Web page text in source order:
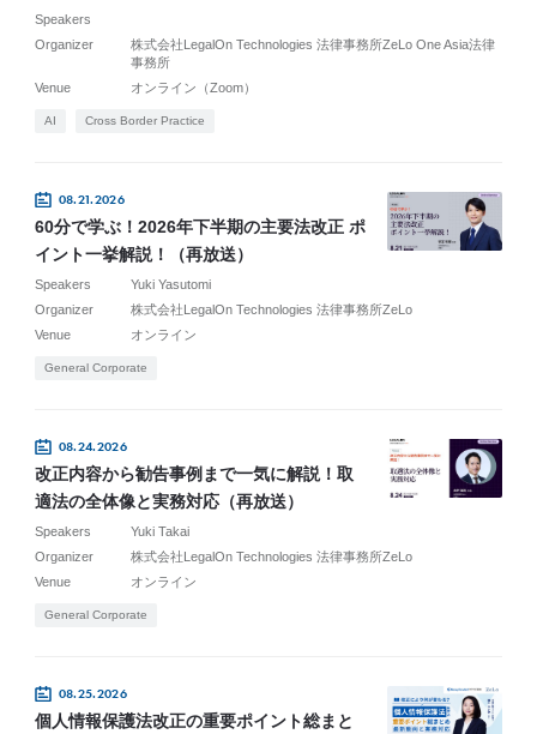
Speakers
Organizer
株式会社LegalOn Technologies 法律事務所ZeLo One Asia法律
事務所
Venue
オンライン（Zoom）
AI Cross Border Practice
08.21.2026
60分で学ぶ！2026年下半期の主要法改正 ポ
イント一挙解説！（再放送）
Speakers
Yuki Yasutomi
Organizer
株式会社LegalOn Technologies 法律事務所ZeLo
Venue
オンライン
General Corporate
08.24.2026
改正内容から勧告事例まで一気に解説！取
適法の全体像と実務対応（再放送）
Speakers
Yuki Takai
Organizer
株式会社LegalOn Technologies 法律事務所ZeLo
Venue
オンライン
General Corporate
08.25.2026
個人情報保護法改正の重要ポイント総まと